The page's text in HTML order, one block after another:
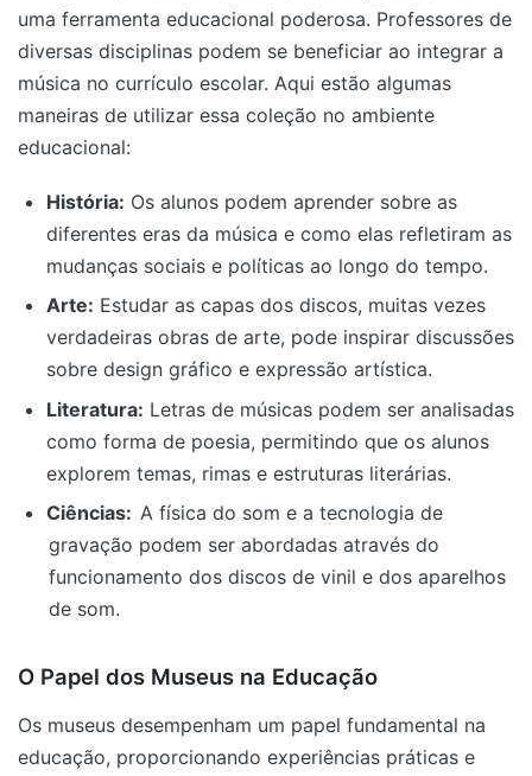
uma ferramenta educacional poderosa. Professores de
diversas disciplinas podem se beneficiar ao integrar a
música no currículo escolar. Aqui estão algumas
maneiras de utilizar essa coleção no ambiente
educacional:
História: Os alunos podem aprender sobre as
diferentes eras da música e como elas refletiram as
mudanças sociais e políticas ao longo do tempo.
Arte: Estudar as capas dos discos, muitas vezes
verdadeiras obras de arte, pode inspirar discussões
sobre design gráfico e expressão artística.
Literatura: Letras de músicas podem ser analisadas
como forma de poesia, permitindo que os alunos
explorem temas, rimas e estruturas literárias.
Ciências: A física do som e a tecnologia de
gravação podem ser abordadas através do
funcionamento dos discos de vinil e dos aparelhos
de som.
O Papel dos Museus na Educação
Os museus desempenham um papel fundamental na
educação, proporcionando experiências práticas e